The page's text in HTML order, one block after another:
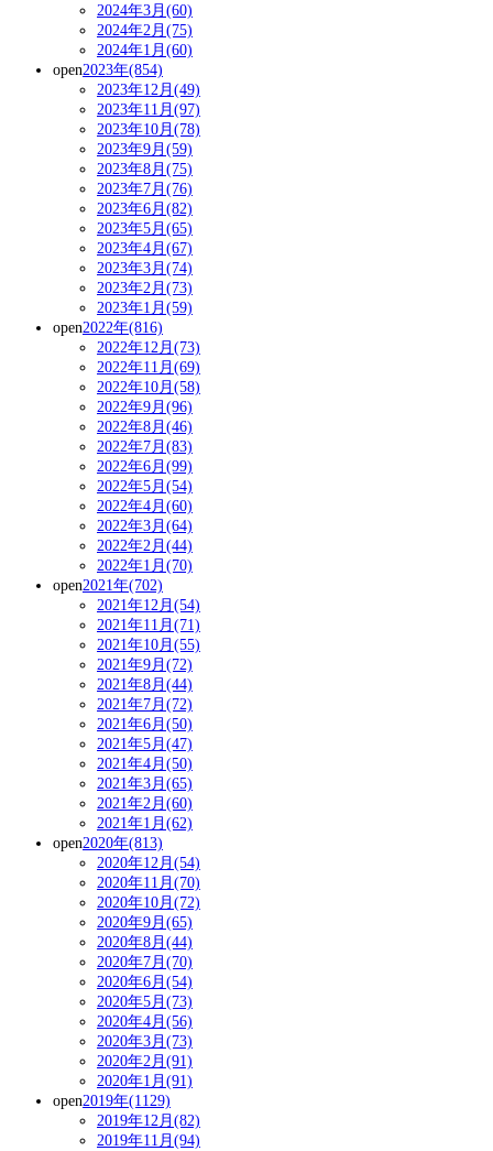
2024年3月(60)
2024年2月(75)
2024年1月(60)
open2023年(854)
2023年12月(49)
2023年11月(97)
2023年10月(78)
2023年9月(59)
2023年8月(75)
2023年7月(76)
2023年6月(82)
2023年5月(65)
2023年4月(67)
2023年3月(74)
2023年2月(73)
2023年1月(59)
open2022年(816)
2022年12月(73)
2022年11月(69)
2022年10月(58)
2022年9月(96)
2022年8月(46)
2022年7月(83)
2022年6月(99)
2022年5月(54)
2022年4月(60)
2022年3月(64)
2022年2月(44)
2022年1月(70)
open2021年(702)
2021年12月(54)
2021年11月(71)
2021年10月(55)
2021年9月(72)
2021年8月(44)
2021年7月(72)
2021年6月(50)
2021年5月(47)
2021年4月(50)
2021年3月(65)
2021年2月(60)
2021年1月(62)
open2020年(813)
2020年12月(54)
2020年11月(70)
2020年10月(72)
2020年9月(65)
2020年8月(44)
2020年7月(70)
2020年6月(54)
2020年5月(73)
2020年4月(56)
2020年3月(73)
2020年2月(91)
2020年1月(91)
open2019年(1129)
2019年12月(82)
2019年11月(94)